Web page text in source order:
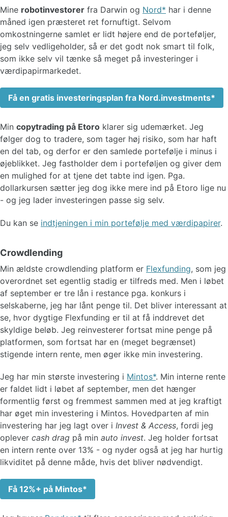
Mine robotinvestorer fra Darwin og Nord
har i denne
måned igen præsteret ret fornuftigt. Selvom
omkostningerne samlet er lidt højere end de porteføljer,
jeg selv vedligeholder, så er det godt nok smart til folk,
som ikke selv vil tænke så meget på investeringer i
værdipapirmarkedet.
Få en gratis investeringsplan fra Nord.investments
Min copytrading på Etoro klarer sig udemærket. Jeg
følger dog to tradere, som tager høj risiko, som har haft
en del tab, og derfor er den samlede portefølje i minus i
øjeblikket. Jeg fastholder dem i porteføljen og giver dem
en mulighed for at tjene det tabte ind igen. Pga.
dollarkursen sætter jeg dog ikke mere ind på Etoro lige nu
- og jeg lader investeringen passe sig selv.
Du kan se indtjeningen i min portefølje med værdipapirer.
Crowdlending
Min ældste crowdlending platform er Flexfunding, som jeg
overordnet set egentlig stadig er tilfreds med. Men i løbet
af september er tre lån i restance pga. konkurs i
selskaberne, jeg har lånt penge til. Det bliver interessant at
se, hvor dygtige Flexfunding er til at få inddrevet det
skyldige beløb. Jeg reinvesterer fortsat mine penge på
platformen, som fortsat har en (meget begrænset)
stigende intern rente, men øger ikke min investering.
Jeg har min største investering i Mintos . Min interne rente
er faldet lidt i løbet af september, men det hænger
formentlig først og fremmest sammen med at jeg kraftigt
har øget min investering i Mintos. Hovedparten af min
investering har jeg lagt over i Invest & Access, fordi jeg
oplever cash drag på min auto invest. Jeg holder fortsat
en intern rente over 13% - og nyder også at jeg har hurtig
likviditet på denne måde, hvis det bliver nødvendigt.
Få 12%+ på Mintos